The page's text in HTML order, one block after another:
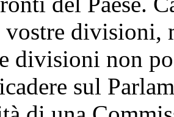
vostre divisioni,
divisioni non
sul